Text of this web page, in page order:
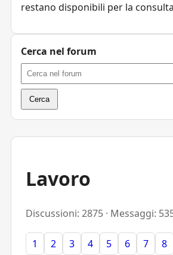
Lavoro
Discussioni: 2875 · Messaggi:
1 2 3 4 5 6 7 8
restano disponibili per la
Cerca nel forum
Cerca